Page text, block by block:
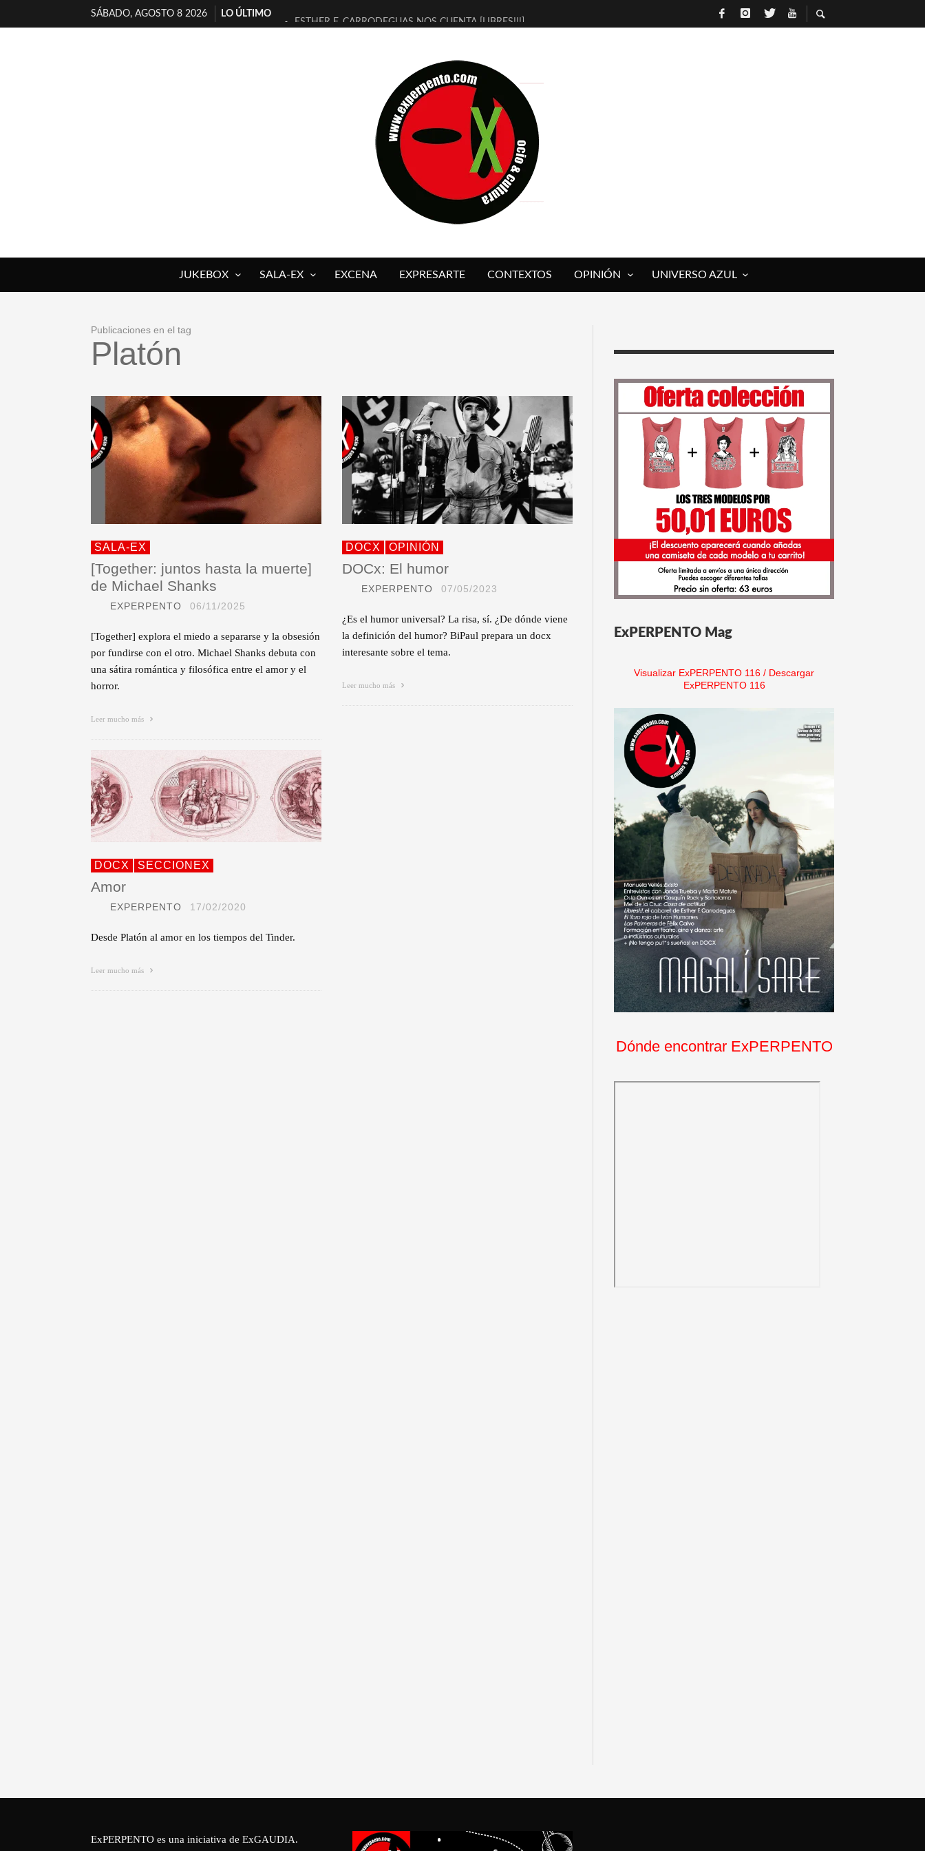
SÁBADO, AGOSTO 8 2026
LO ÚLTIMO
ESTHER F. CARRODEGUAS NOS CUENTA [LIBRES!!!]
[ELECTRA JONDA] DE JUAN GUERRERO ZAMORA
TIMBRE 4, LA ESCUELA DEL DIRECTOR TEATRAL CLAUDIO TOLCACHIR
30 AÑOS (NO ES NADA) DE LA KATARSIS DEL TOMATAZO
MILITARES JUDÍAS EN #EXVITA
D’BALDOMEROS REINVENTAN [BITÁCORA 3.0] EN EXVITA
MARSHALL FLASH PRESENTA EN EXVITA [RELATIVA SENCILLEZ]
JOFRE BARDAGÍ EN EXVITA INTERPRETANDO A SERRAT
JUKEBOX SALA-EX EXCENA EXPRESARTE CONTEXTOS OPINIÓN UNIVERSO AZUL
Publicaciones en el tag
Platón
SALA-EX
[Together: juntos hasta la muerte]
de Michael Shanks
EXPERPENTO 06/11/2025
[Together] explora el miedo a separarse y la obsesión
por fundirse con el otro. Michael Shanks debuta con
una sátira romántica y filosófica entre el amor y el
horror.
Leer mucho más
DOCX OPINIÓN
DOCx: El humor
EXPERPENTO 07/05/2023
¿Es el humor universal? La risa, sí. ¿De dónde viene
la definición del humor? BiPaul prepara un docx
interesante sobre el tema.
Leer mucho más
DOCX SECCIONEX
Amor
EXPERPENTO 17/02/2020
Desde Platón al amor en los tiempos del Tinder.
Leer mucho más
ExPERPENTO Mag
Visualizar ExPERPENTO 116 / Descargar
ExPERPENTO 116
Dónde encontrar ExPERPENTO
ExPERPENTO es una iniciativa de ExGAUDIA.